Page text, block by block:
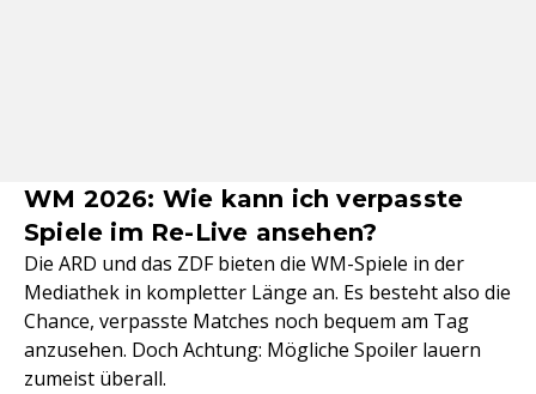
WM 2026: Wie kann ich verpasste
Spiele im Re-Live ansehen?
Die ARD und das ZDF bieten die WM-Spiele in der
Mediathek in kompletter Länge an. Es besteht also die
Chance, verpasste Matches noch bequem am Tag
anzusehen. Doch Achtung: Mögliche Spoiler lauern
zumeist überall.